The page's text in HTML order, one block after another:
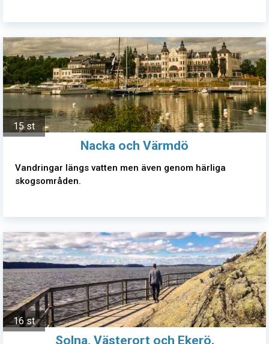
15 st
Nacka och Värmdö
Vandringar längs vatten men även genom härliga
skogsområden.
16 st
Solna, Västerort och Ekerö.